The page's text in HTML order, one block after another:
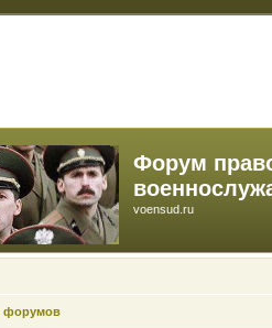
Форум
voensud.ru
форумов